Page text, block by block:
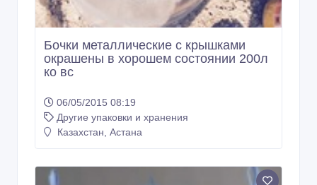
Бочки металлические с крышками
окрашены в хорошем состоянии 200л
ко вс
06/05/2015 08:19
Другие упаковки и хранения
Казахстан, Астана